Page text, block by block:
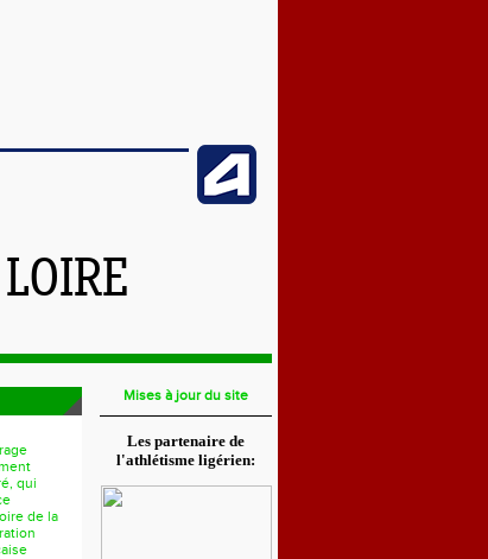
qui
de la
Mises à jour du site
Les partenaire de
l'athlétisme ligérien: